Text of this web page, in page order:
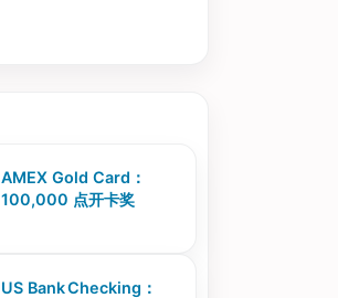
AMEX Gold Card：
100,000 点开卡奖
US Bank Checking：